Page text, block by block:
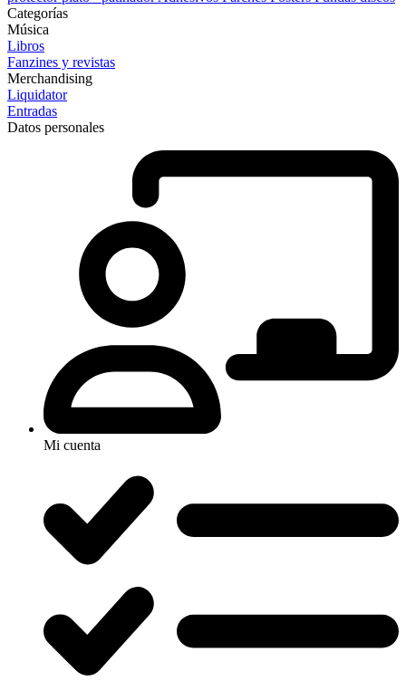
Categorías
Música
Libros
Fanzines y revistas
Merchandising
Liquidator
Entradas
Datos personales
Mi cuenta